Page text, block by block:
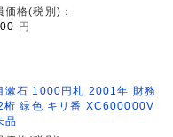
価格(税別)：
円
漱石 1000円札 2001年 財務
桁 緑色 キリ番 XC600000V
品